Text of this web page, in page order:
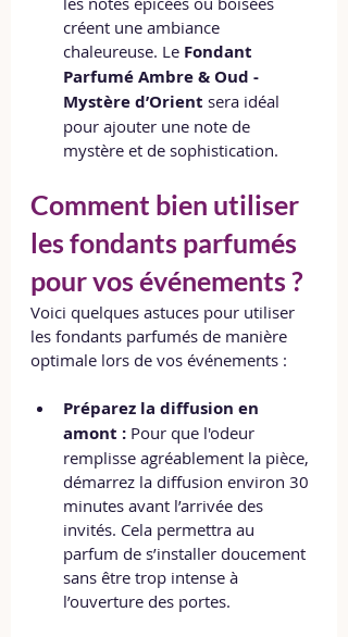
créent une ambiance
chaleureuse. Le Fondant
Parfumé Ambre & Oud -
Mystère d’Orient sera idéal
pour ajouter une note de
mystère et de sophistication.
Comment bien utiliser
les fondants parfumés
pour vos événements ?
Voici quelques astuces pour utiliser
les fondants parfumés de manière
optimale lors de vos événements :
Préparez la diffusion en
amont : Pour que l'odeur
remplisse agréablement la pièce,
démarrez la diffusion environ 30
minutes avant l’arrivée des
invités. Cela permettra au
parfum de s’installer doucement
sans être trop intense à
l’ouverture des portes.